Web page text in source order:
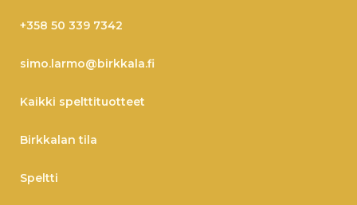
+358 50 339 7342
simo.larmo@birkkala.fi
Kaikki spelttituotteet
Birkkalan tila
Speltti